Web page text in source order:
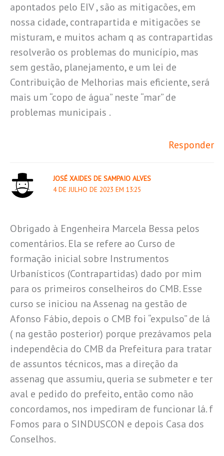
apontados pelo EIV , são as mitigacões, em
nossa cidade, contrapartida e mitigacões se
misturam, e muitos acham q as contrapartidas
resolverão os problemas do município, mas
sem gestão, planejamento, e um lei de
Contribuição de Melhorias mais eficiente, será
mais um “copo de água” neste “mar” de
problemas municipais .
Responder
JOSÉ XAIDES DE SAMPAIO ALVES
4 DE JULHO DE 2023 EM 13:25
Obrigado à Engenheira Marcela Bessa pelos
comentários. Ela se refere ao Curso de
formação inicial sobre Instrumentos
Urbanísticos (Contrapartidas) dado por mim
para os primeiros conselheiros do CMB. Esse
curso se iniciou na Assenag na gestão de
Afonso Fábio, depois o CMB foi “expulso” de lá
( na gestão posterior) porque prezávamos pela
independêcia do CMB da Prefeitura para tratar
de assuntos técnicos, mas a direção da
assenag que assumiu, queria se submeter e ter
aval e pedido do prefeito, então como não
concordamos, nos impediram de funcionar lá. f
Fomos para o SINDUSCON e depois Casa dos
Conselhos.